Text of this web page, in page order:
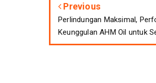
Previous
Perlindungan Maksimal,
Keunggulan AHM Oil untuk